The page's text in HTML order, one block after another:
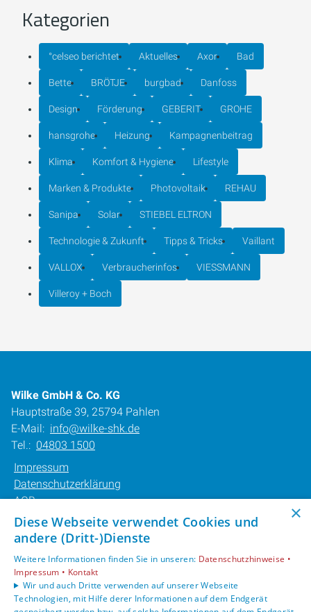
Kategorien
°celseo berichtet Aktuelles Axor Bad
Bette BRÖTJE burgbad Danfoss
Design Förderung GEBERIT GROHE
hansgrohe Heizung Kampagnenbeitrag
Klima Komfort & Hygiene Lifestyle
Marken & Produkte Photovoltaik REHAU
Sanipa Solar STIEBEL ELTRON
Technologie & Zukunft Tipps & Tricks Vaillant
VALLOX Verbraucherinfos VIESSMANN
Villeroy + Boch
Wilke GmbH & Co. KG
Hauptstraße 39, 25794 Pahlen
E-Mail: info@wilke-shk.de
Tel.: 04803 1500
Impressum
Datenschutzerklärung
AGB
Barrierefreiheitserklärung
Privatkunden
Karriere
Unternehmen
×
Diese Webseite verwendet Cookies und
andere (Dritt-)Dienste
Weitere Informationen finden Sie in unseren: Datenschutzhinweise •
Impressum • Kontakt
Wir und auch Dritte verwenden auf unserer Webseite
Technologien, mit Hilfe derer Informationen auf dem Endgerät